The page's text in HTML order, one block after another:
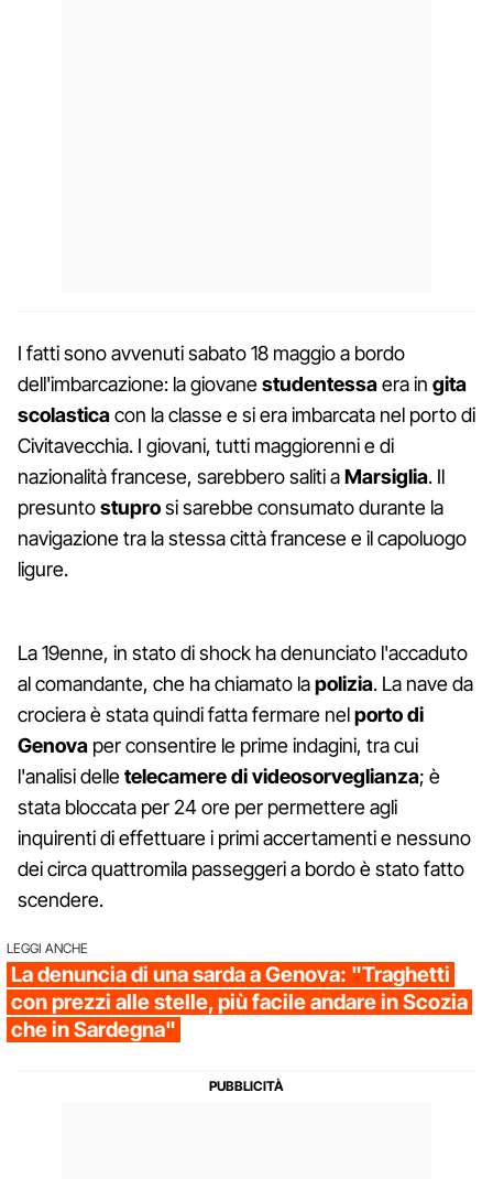
I fatti sono avvenuti sabato 18 maggio a bordo
dell'imbarcazione: la giovanestudentessaera in gita
scolasticacon la classe e si era imbarcata nel porto di
Civitavecchia. I giovani, tutti maggiorenni e di
nazionalità francese, sarebbero saliti aMarsiglia. Il
presuntostuprosi sarebbe consumato durante la
navigazione tra la stessa città francese e il capoluogo
ligure.
La 19enne, in stato di shock ha denunciato l'accaduto
al comandante, che ha chiamato lapolizia. La nave da
crociera è stata quindi fatta fermare nelporto di
Genova per consentire le prime indagini, tra cui
l'analisi delletelecamere di videosorveglianza; è
stata bloccata per 24 ore per permettere agli
inquirenti di effettuare i primi accertamenti e nessuno
dei circa quattromila passeggeri a bordo è stato fatto
scendere.
LEGGI ANCHE
La denuncia di una sarda a Genova: "Traghetti
con prezzi alle stelle, più facile andare in Scozia
che in Sardegna"